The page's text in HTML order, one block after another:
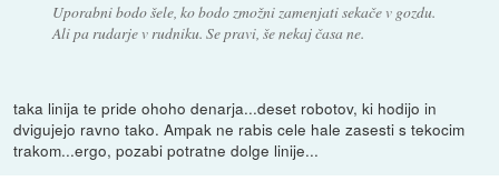
Uporabni bodo šele, ko bodo zmožni zamenjati sekače v gozdu.
Ali pa rudarje v rudniku. Se pravi, še nekaj časa ne.
taka linija te pride ohoho denarja...deset robotov, ki hodijo in
dvigujejo ravno tako. Ampak ne rabis cele hale zasesti s tekocim
trakom...ergo, pozabi potratne dolge linije...